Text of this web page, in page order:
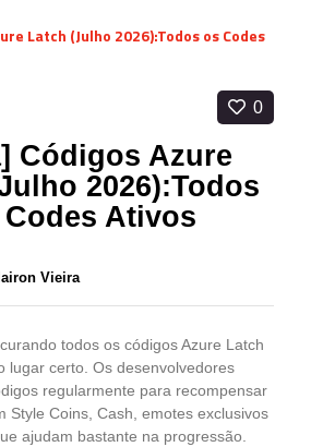
0
Códigos Azure
2026):Todos
Ativos
Vieira
todos os códigos Azure Latch
lugar certo. Os desenvolvedores
regularmente para recompensar
Style Coins, Cash, emotes exclusivos
ajudam bastante na progressão.